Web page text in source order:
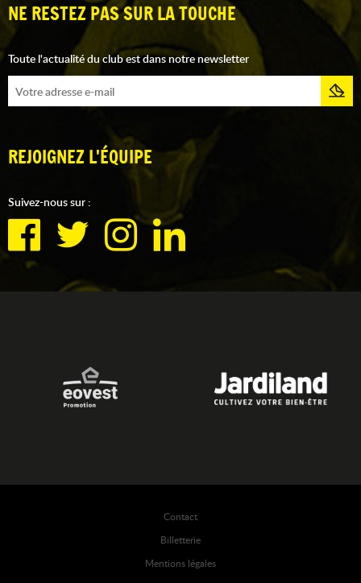
NE RESTEZ PAS SUR LA TOUCHE
Toute l'actualité du club est dans notre newsletter
REJOIGNEZ L'ÉQUIPE
Suivez-nous sur :
Contact
Billetterie
Mentions légales